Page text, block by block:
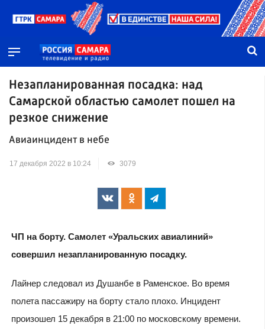
Незапланированная посадка: над
Самарской областью самолет пошел на
резкое снижение
Авиаинцидент в небе
17 декабря 2022 в 10:24 3079
ЧП на борту. Самолет «Уральских авиалиний»
совершил незапланированную посадку.
Лайнер следовал из Душанбе в Раменское. Во время
полета пассажиру на борту стало плохо. Инцидент
произошел 15 декабря в 21:00 по московскому времени.